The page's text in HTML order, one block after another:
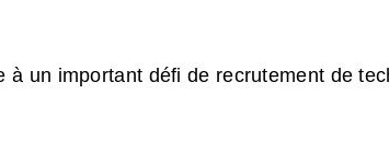
un important défi de recrutement de